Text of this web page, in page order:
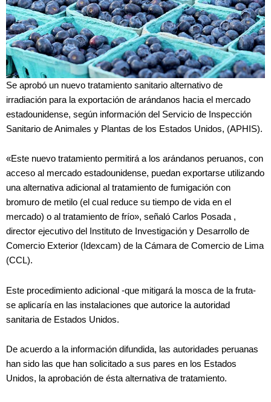
Se aprobó un nuevo tratamiento sanitario alternativo de
irradiación para la exportación de arándanos hacia el mercado
estadounidense, según información del Servicio de Inspección
Sanitario de Animales y Plantas de los Estados Unidos, (APHIS).
«Este nuevo tratamiento permitirá a los arándanos peruanos, con
acceso al mercado estadounidense, puedan exportarse utilizando
una alternativa adicional al tratamiento de fumigación con
bromuro de metilo (el cual reduce su tiempo de vida en el
mercado) o al tratamiento de frío», señaló Carlos Posada ,
director ejecutivo del Instituto de Investigación y Desarrollo de
Comercio Exterior (Idexcam) de la Cámara de Comercio de Lima
(CCL).
Este procedimiento adicional -que mitigará la mosca de la fruta-
se aplicaría en las instalaciones que autorice la autoridad
sanitaria de Estados Unidos.
De acuerdo a la información difundida, las autoridades peruanas
han sido las que han solicitado a sus pares en los Estados
Unidos, la aprobación de ésta alternativa de tratamiento.